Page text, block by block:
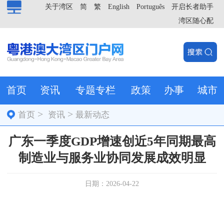
开启长者助手
Português
English
繁
简
关于湾区
湾区随心配
首页 资讯 专题专栏 政策 办事 城市
首页 > 资讯 >最新动态
广东一季度GDP增速创近5年同期最高
制造业与服务业协同发展成效明显
日期：2026-04-22